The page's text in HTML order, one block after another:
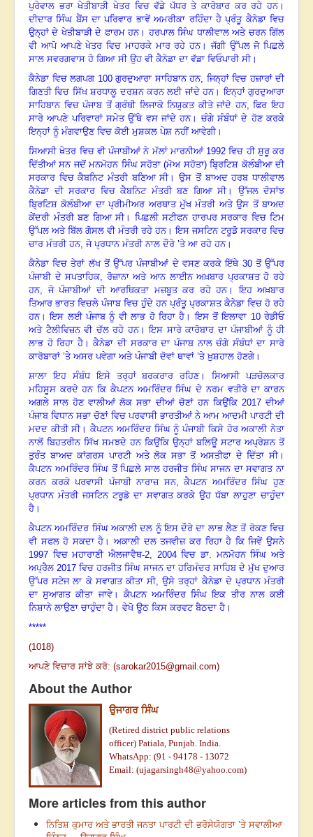
ਪੁਰੇਵਾਲ ਭਰਾ ਖੇਤੀਬਾੜੀ ਖੇਤਰ ਵਿਚ ਵੱਡੇ ਪੱਧਰ ਤੇ ਕਾਰੋਬਾਰ ਕਰ ਰਹੇ ਹਨ।
ਦੀਦਾਰ ਸਿੰਘ ਬੈਂਸ ਦਾ ਪਰਿਵਾਰ ਭਾਵੇਂ ਅਮਰੀਕਾ ਰਹਿੰਦਾ ਹੈ ਪ੍ਰੰਤੂ ਕੈਨੇਡਾ ਵਿਚ
ਉਨ੍ਹਾਂ ਦੇ ਖੇਤੀਬਾੜੀ ਦੇ ਫਾਰਮ ਹਨ। ਹਰਪਾਲ ਸਿੰਘ ਧਾਲੀਵਾਲ ਅਤੇ ਚਰਨ ਗਿੱਲ
ਵੀ ਆਪੋ ਆਪਣੇ ਖੇਤਰ ਵਿਚ ਮਾਹਰਕੇ ਮਾਰ ਰਹੇ ਹਨ। ਜੱਗੀ ਉੱਪਲ ਜੋ ਪਿਛਲੇ
ਸਾਲ ਸਵਰਗਵਾਸ ਹੋ ਗਿਆ ਸੀ ਉਹ ਵੀ ਕੈਨੇਡਾ ਦਾ ਵੱਡਾ ਵਿਓਪਾਰੀ ਸੀ।
ਕੈਨੇਡਾ ਵਿਚ ਲਗਪਗ 100ਗੁਰਦੁਆਰਾ ਸਾਹਿਬਾਨ ਹਨ, ਜਿਨ੍ਹਾਂ ਵਿਚ ਹਜ਼ਾਰਾਂ ਦੀ
ਗਿਣਤੀ ਵਿਚ ਸਿੱਖ ਸ਼ਰਧਾਲੂ ਦਰਸ਼ਨ ਕਰਨ ਲਈ ਜਾਂਦੇ ਹਨ। ਇਨ੍ਹਾਂ ਗੁਰਦੁਆਰਾ
ਸਾਹਿਬਾਨ ਵਿਚ ਪੰਜਾਬ ਤੋਂ ਗ੍ਰੰਥੀ ਲਿਜਾਕੇ ਨਿਯੁਕਤ ਕੀਤੇ ਜਾਂਦੇ ਹਨ,ਫਿਰ ਇਹ
ਸਾਰੇ ਆਪਣੇ ਪਰਿਵਾਰਾਂ ਸਮੇਤ ਉੱਥੇ ਵਸ ਜਾਂਦੇ ਹਨ। ਚੰਗੇ ਸੰਬੰਧਾਂ ਦੇ ਹੋਣ ਕਰਕੇ
ਇਨ੍ਹਾਂ ਨੂੰ ਮੰਗਵਾਉਣ ਵਿਚ ਕੋਈ ਮੁਸ਼ਕਲ ਪੇਸ਼ ਨਹੀਂ ਆਵੇਗੀ।
ਸਿਆਸੀ ਖੇਤਰ ਵਿਚ ਵੀ ਪੰਜਾਬੀਆਂ ਨੇ ਮੱਲਾਂ ਮਾਰਨੀਆਂ 1992 ਵਿਚ ਹੀ ਸ਼ੁਰੂ ਕਰ
ਦਿੱਤੀਆਂ ਸਨ ਜਦੋਂ ਮਨਮੋਹਨ ਸਿੰਘ ਸਹੋਤਾ (ਮੋਅ ਸਹੋਤਾ) ਬ੍ਰਿਟਿਸ਼ ਕੋਲੰਬੀਆ ਦੀ
ਸਰਕਾਰ ਵਿਚ ਕੈਬਨਿਟ ਮੰਤਰੀ ਬਣਿਆ ਸੀ। ਉਸ ਤੋਂ ਬਾਅਦ ਹਰਬ ਧਾਲੀਵਾਲ
ਕੈਨੇਡਾ ਦੀ ਸਰਕਾਰ ਵਿਚ ਕੈਬਨਿਟ ਮੰਤਰੀ ਬਣ ਗਿਆ ਸੀ। ਉੱਜਲ ਦੋਸਾਂਝ
ਬ੍ਰਿਟਿਸ਼ ਕੋਲੰਬੀਆ ਦਾ ਪ੍ਰੀਮੀਅਰ ਅਰਥਾਤ ਮੁੱਖ ਮੰਤਰੀ ਅਤੇ ਉਸ ਤੋਂ ਬਾਅਦ
ਕੇਂਦਰੀ ਮੰਤਰੀ ਬਣ ਗਿਆ ਸੀ। ਪਿਛਲੀ ਸਟੀਫਨ ਹਾਰਪਰ ਸਰਕਾਰ ਵਿਚ ਟਿਮ
ਉੱਪਲ ਅਤੇ ਬਿੱਲ ਗੋਸਲ ਵੀ ਮੰਤਰੀ ਰਹੇ ਹਨ। ਇਸ ਜਸਟਿਨ ਟਰੂਡੋ ਸਰਕਾਰ ਵਿਚ
ਚਾਰ ਮੰਤਰੀ ਹਨ, ਜੋ ਪ੍ਰਧਾਨ ਮੰਤਰੀ ਨਾਲ ਦੌਰੇ ’ਤੇ ਆ ਰਹੇ ਹਨ।
ਕੈਨੇਡਾ ਵਿਚ ਤੇਰਾਂ ਲੱਖ ਤੋਂ ਉੱਪਰ ਪੰਜਾਬੀਆਂ ਦੇ ਵਸਣ ਕਰਕੇ ਇੱਥੇ 30ਤੋਂ ਉੱਪਰ
ਪੰਜਾਬੀ ਦੇ ਸਪਤਾਹਿਕ, ਰੋਜ਼ਾਨਾ ਅਤੇ ਆਨ ਲਾਈਨ ਅਖ਼ਬਾਰ ਪ੍ਰਕਾਸ਼ਤ ਹੋ ਰਹੇ
ਹਨ, ਜੋ ਪੰਜਾਬੀਆਂ ਦੀ ਆਰਥਿਕਤਾ ਮਜ਼ਬੂਤ ਕਰ ਰਹੇ ਹਨ। ਇਹ ਅਖ਼ਬਾਰ
ਤਿਆਰ ਭਾਰਤ ਵਿਚਲੇ ਪੰਜਾਬ ਵਿਚ ਹੁੰਦੇ ਹਨ ਪ੍ਰੰਤੂ ਪ੍ਰਕਾਸ਼ਤ ਕੈਨੇਡਾ ਵਿਚ ਹੋ ਰਹੇ
ਹਨ। ਇਸ ਲਈ ਪੰਜਾਬ ਨੂੰ ਵੀ ਲਾਭ ਹੋ ਰਿਹਾ ਹੈ। ਇਸ ਤੋਂ ਇਲਾਵਾ 10ਰੇਡੀਓ
ਅਤੇ ਟੈਲੀਵਿਜ਼ਨ ਵੀ ਚੱਲ ਰਹੇ ਹਨ। ਇਸ ਸਾਰੇ ਕਾਰੋਬਾਰ ਦਾ ਪੰਜਾਬੀਆਂ ਨੂੰ ਹੀ
ਲਾਭ ਹੋ ਰਿਹਾ ਹੈ। ਕੈਨੇਡਾ ਦੀ ਸਰਕਾਰ ਦਾ ਪੰਜਾਬ ਨਾਲ ਚੰਗੇ ਸੰਬੰਧਾਂ ਦਾ ਸਾਰੇ
ਕਾਰੋਬਾਰਾਂ ’ਤੇ ਅਸਰ ਪਵੇਗਾ ਅਤੇ ਪੰਜਾਬੀ ਦੋਵਾਂ ਥਾਵਾਂ ’ਤੇ ਖ਼ੁਸ਼ਹਾਲ ਹੋਣਗੇ।
ਸ਼ਾਲਾ ਇਹ ਸੰਬੰਧ ਇਸੇ ਤਰ੍ਹਾਂ ਬਰਕਰਾਰ ਰਹਿਣ। ਸਿਆਸੀ ਪੜਚੋਲਕਾਰ
ਮਹਿਸੂਸ ਕਰਦੇ ਹਨ ਕਿ ਕੈਪਟਨ ਅਮਰਿੰਦਰ ਸਿੰਘ ਦੇ ਨਰਮ ਵਤੀਰੇ ਦਾ ਕਾਰਨ
ਅਗਲੇ ਸਾਲ ਹੋਣ ਵਾਲੀਆਂ ਲੋਕ ਸਭਾ ਦੀਆਂ ਚੋਣਾਂ ਹਨ ਕਿਉਂਕਿ 2017ਦੀਆਂ
ਪੰਜਾਬ ਵਿਧਾਨ ਸਭਾ ਚੋਣਾਂ ਵਿਚ ਪਰਵਾਸੀ ਭਾਰਤੀਆਂ ਨੇ ਆਮ ਆਦਮੀ ਪਾਰਟੀ ਦੀ
ਮਦਦ ਕੀਤੀ ਸੀ। ਕੈਪਟਨ ਅਮਰਿੰਦਰ ਸਿੰਘ ਨੂੰ ਪੰਜਾਬੀ ਕਿਸੇ ਹੋਰ ਅਕਾਲੀ ਨੇਤਾ
ਨਾਲੋਂ ਬਿਹਤਰੀਨ ਸਿੱਖ ਸਮਝਦੇ ਹਨ ਕਿਉਂਕਿ ਉਨ੍ਹਾਂ ਬਲਿਊ ਸਟਾਰ ਅਪ੍ਰੇਸ਼ਨ ਤੋਂ
ਤੁਰੰਤ ਬਾਅਦ ਕਾਂਗਰਸ ਪਾਰਟੀ ਅਤੇ ਲੋਕ ਸਭਾ ਤੋਂ ਅਸਤੀਫਾ ਦੇ ਦਿੱਤਾ ਸੀ।
ਕੈਪਟਨ ਅਮਰਿੰਦਰ ਸਿੰਘ ਤੋਂ ਪਿਛਲੇ ਸਾਲ ਹਰਜੀਤ ਸਿੰਘ ਸਾਜਨ ਦਾ ਸਵਾਗਤ ਨਾ
ਕਰਨ ਕਰਕੇ ਪਰਵਾਸੀ ਪੰਜਾਬੀ ਨਾਰਾਜ਼ ਸਨ,ਕੈਪਟਨ ਅਮਰਿੰਦਰ ਸਿੰਘ ਹੁਣ
ਪ੍ਰਧਾਨ ਮੰਤਰੀ ਜਸਟਿਨ ਟਰੂਡੋ ਦਾ ਸਵਾਗਤ ਕਰਕੇ ਉਹ ਧੱਬਾ ਲਾਹੁਣਾ ਚਾਹੁੰਦਾ
ਹੈ।
ਕੈਪਟਨ ਅਮਰਿੰਦਰ ਸਿੰਘ ਅਕਾਲੀ ਦਲ ਨੂੰ ਇਸ ਦੌਰੇ ਦਾ ਲਾਭ ਲੈਣ ਤੋਂ ਰੋਕਣ ਵਿਚ
ਵੀ ਸਫਲ ਹੋ ਸਕਦਾ ਹੈ। ਅਕਾਲੀ ਦਲ ਤਜਵੀਜ਼ ਕਰ ਰਿਹਾ ਹੈ ਕਿ ਜਿਵੇਂ ਉਸਨੇ
1997 ਵਿਚ ਮਹਾਰਾਣੀ ਐਲਜਾਵੈਥ-2, 2004ਵਿਚ ਡਾ. ਮਨਮੋਹਨ ਸਿੰਘ ਅਤੇ
ਅਪ੍ਰੈਲ 2017 ਵਿਚ ਹਰਜੀਤ ਸਿੰਘ ਸਾਜਨ ਦਾ ਹਰਿਮੰਦਰ ਸਾਹਿਬ ਦੇ ਮੁੱਖ ਦੁਆਰ
ਉੱਪਰ ਸਟੇਜ ਲਾ ਕੇ ਸਵਾਗਤ ਕੀਤਾ ਸੀ,ਉਸੇ ਤਰ੍ਹਾਂ ਕੈਨੇਡਾ ਦੇ ਪ੍ਰਧਾਨ ਮੰਤਰੀ
ਦਾ ਸੁਆਗਤ ਕੀਤਾ ਜਾਵੇ। ਕੈਪਟਨ ਅਮਰਿੰਦਰ ਸਿੰਘ ਇਕ ਤੀਰ ਨਾਲ ਕਈ
ਨਿਸ਼ਾਨੇ ਲਾਉਣਾ ਚਾਹੁੰਦਾ ਹੈ। ਵੇਖੋ ਊਠ ਕਿਸ ਕਰਵਟ ਬੈਠਦਾ ਹੈ।
*****
(1018)
ਆਪਣੇ ਵਿਚਾਰ ਸਾਂਝੇ ਕਰੋ: (sarokar2015@gmail.com)
About the Author
ਉਜਾਗਰ ਸਿੰਘ
(Retired district public relations
officer) Patiala, Punjab. India.
WhatsApp: (91 - 94178 - 13072
Email: (ujagarsingh48@yahoo.com)
More articles from this author
ਨਿਤਿਸ਼ ਕੁਮਾਰ ਅਤੇ ਭਾਰਤੀ ਜਨਤਾ ਪਾਰਟੀ ਦੀ ਭਰੋਸੇਯੋਗਤਾ ’ਤੇ ਸਵਾਲੀਆ